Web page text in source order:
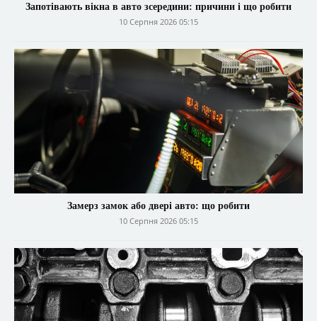
Запотівають вікна в авто зсередини: причини і що робити
10 Серпня 2026 05:15
Замерз замок або двері авто: що робити
10 Серпня 2026 05:15